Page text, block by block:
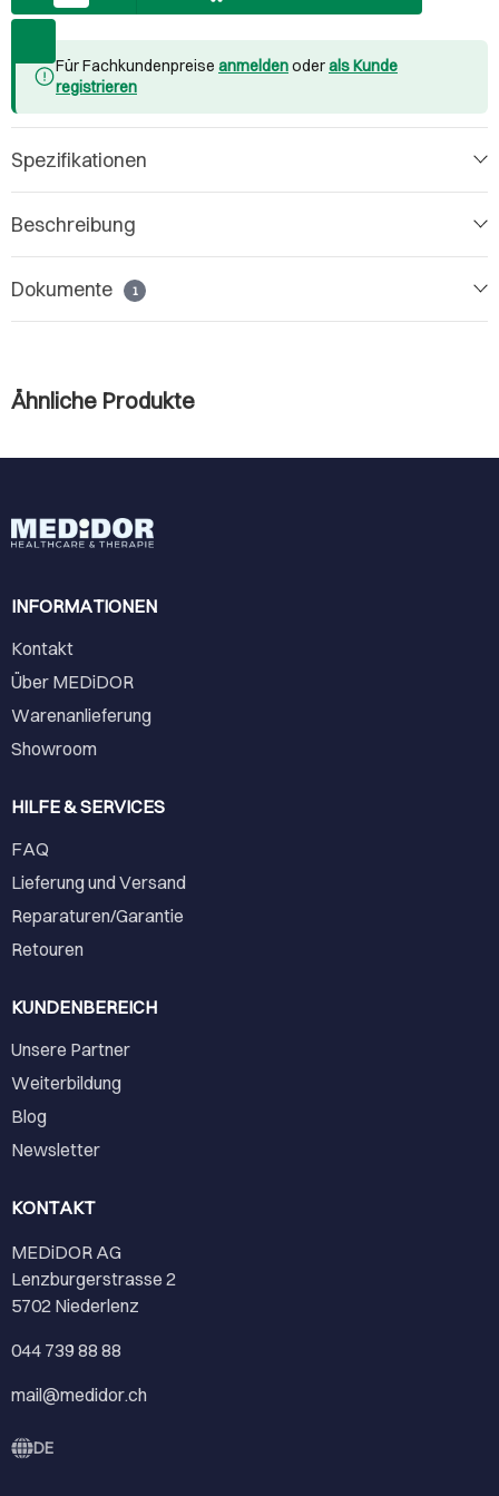
Für Fachkundenpreise anmeldenoderals Kunde
registrieren
Spezifikationen
Beschreibung
Dokumente 1
Ähnliche Produkte
INFORMATIONEN
Kontakt
Über MEDiDOR
Warenanlieferung
Showroom
HILFE & SERVICES
FAQ
Lieferung und Versand
Reparaturen/Garantie
Retouren
KUNDENBEREICH
Unsere Partner
Weiterbildung
Blog
Newsletter
KONTAKT
MEDiDOR AG
Lenzburgerstrasse 2
5702 Niederlenz
044 739 88 88
mail@medidor.ch
DE